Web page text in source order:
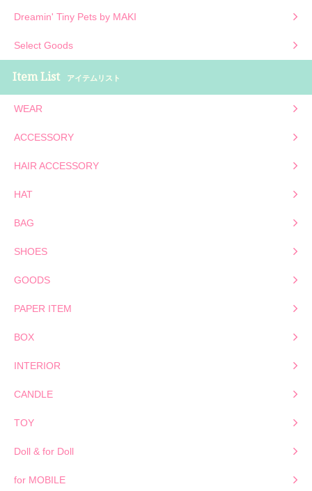
Dreamin' Tiny Pets by MAKI
Select Goods
Item List アイテムリスト
WEAR
ACCESSORY
HAIR ACCESSORY
HAT
BAG
SHOES
GOODS
PAPER ITEM
BOX
INTERIOR
CANDLE
TOY
Doll & for Doll
for MOBILE